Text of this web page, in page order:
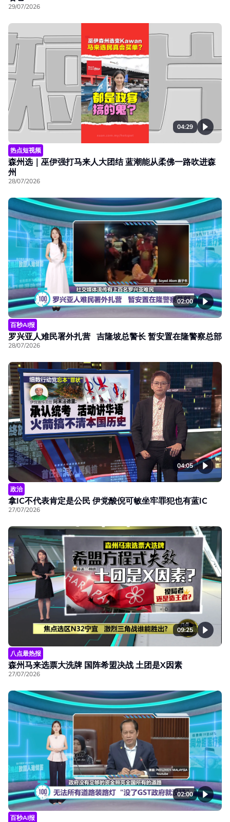
29/07/2026
04:29
热点短视频
森州选｜巫伊强打马来人大团结 蓝潮能从柔佛一路吹进森
州
28/07/2026
02:00
百秒AI报
罗兴亚人难民署外扎营 吉隆坡总警长 暂安置在隆警察总部
28/07/2026
04:05
政治
拿IC不代表肯定是公民 伊党酸倪可敏坐牢罪犯也有蓝IC
27/07/2026
09:25
八点最热报
森州马来选票大洗牌 国阵希盟决战 土团是X因素
27/07/2026
02:00
百秒AI报